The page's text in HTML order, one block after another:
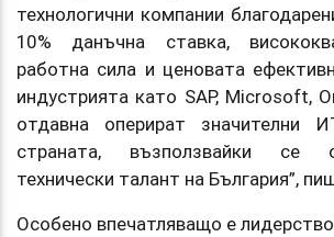
технологични компании
10% данъчна ставка,
работна сила и ценовата
индустрията като SAP, Microsoft,
отдавна оперират значителни
страната, възползвайки се
технически талант на България”,
Особено впечатляващо е